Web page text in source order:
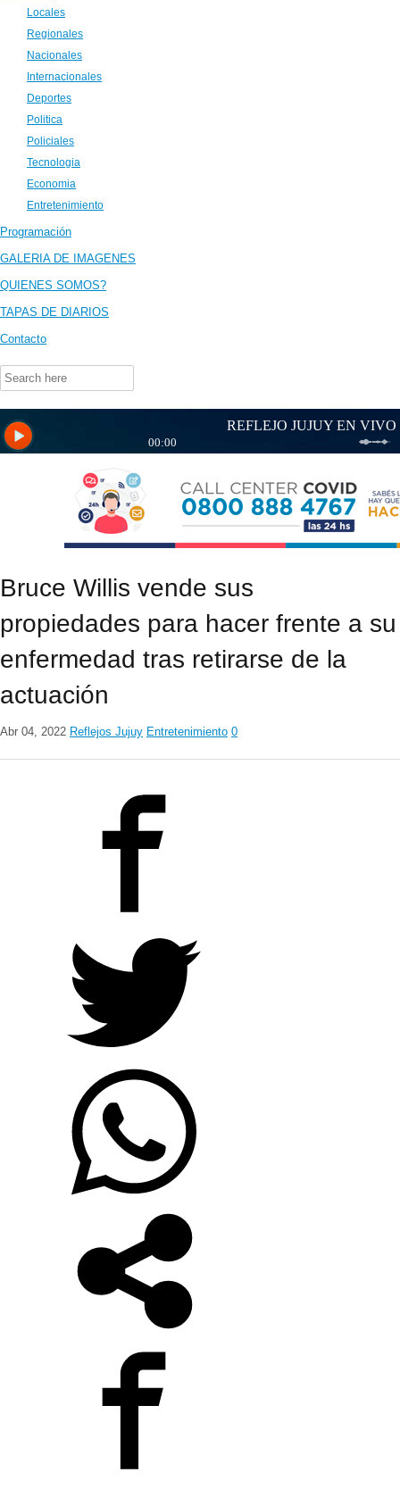
Locales
Regionales
Nacionales
Internacionales
Deportes
Politica
Policiales
Tecnologia
Economia
Entretenimiento
Programación
GALERIA DE IMAGENES
QUIENES SOMOS?
TAPAS DE DIARIOS
Contacto
Search
for:
Bruce Willis vende sus
propiedades para hacer frente a su
enfermedad tras retirarse de la
actuación
Abr 04, 2022 Reflejos Jujuy Entretenimiento 0